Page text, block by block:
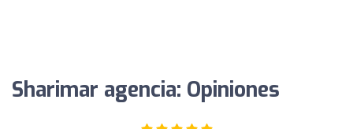
Sharimar agencia: Opiniones